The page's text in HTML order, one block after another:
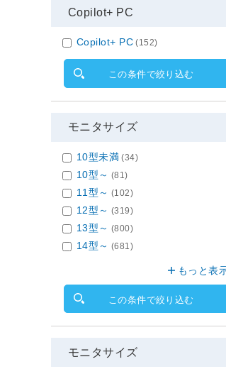
Copilot+ PC
Copilot+ PC (152)
この条件で絞り込む
モニタサイズ
10型未満 (34)
10型～ (81)
11型～ (102)
12型～ (319)
13型～ (800)
14型～ (681)
もっと表
この条件で絞り込む
モニタサイズ